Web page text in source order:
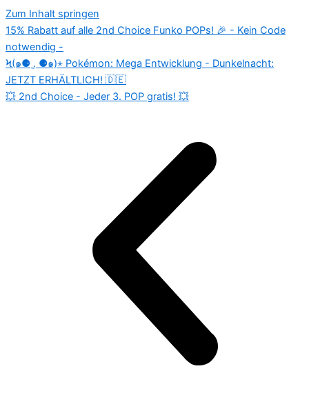
Zum Inhalt springen
15% Rabatt auf alle 2nd Choice Funko POPs! 🎉 - Kein Code
notwendig -
Ϟ(๑⚈ ․̫ ⚈๑)⋆ Pokémon: Mega Entwicklung - Dunkelnacht:
JETZT ERHÄLTLICH! 🇩🇪
💥 2nd Choice - Jeder 3. POP gratis! 💥